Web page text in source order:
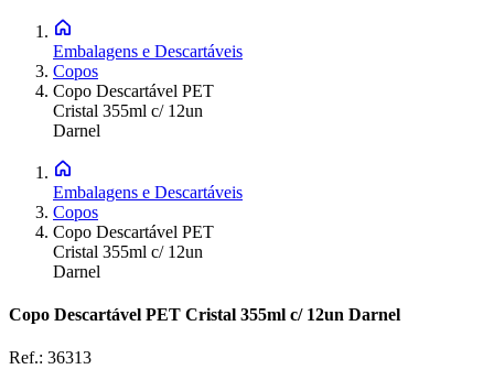
Embalagens e Descartáveis
Copos
Copo Descartável PET
Cristal 355ml c/ 12un
Darnel
Embalagens e Descartáveis
Copos
Copo Descartável PET
Cristal 355ml c/ 12un
Darnel
Copo Descartável PET Cristal 355ml c/ 12un Darnel
Ref.: 36313